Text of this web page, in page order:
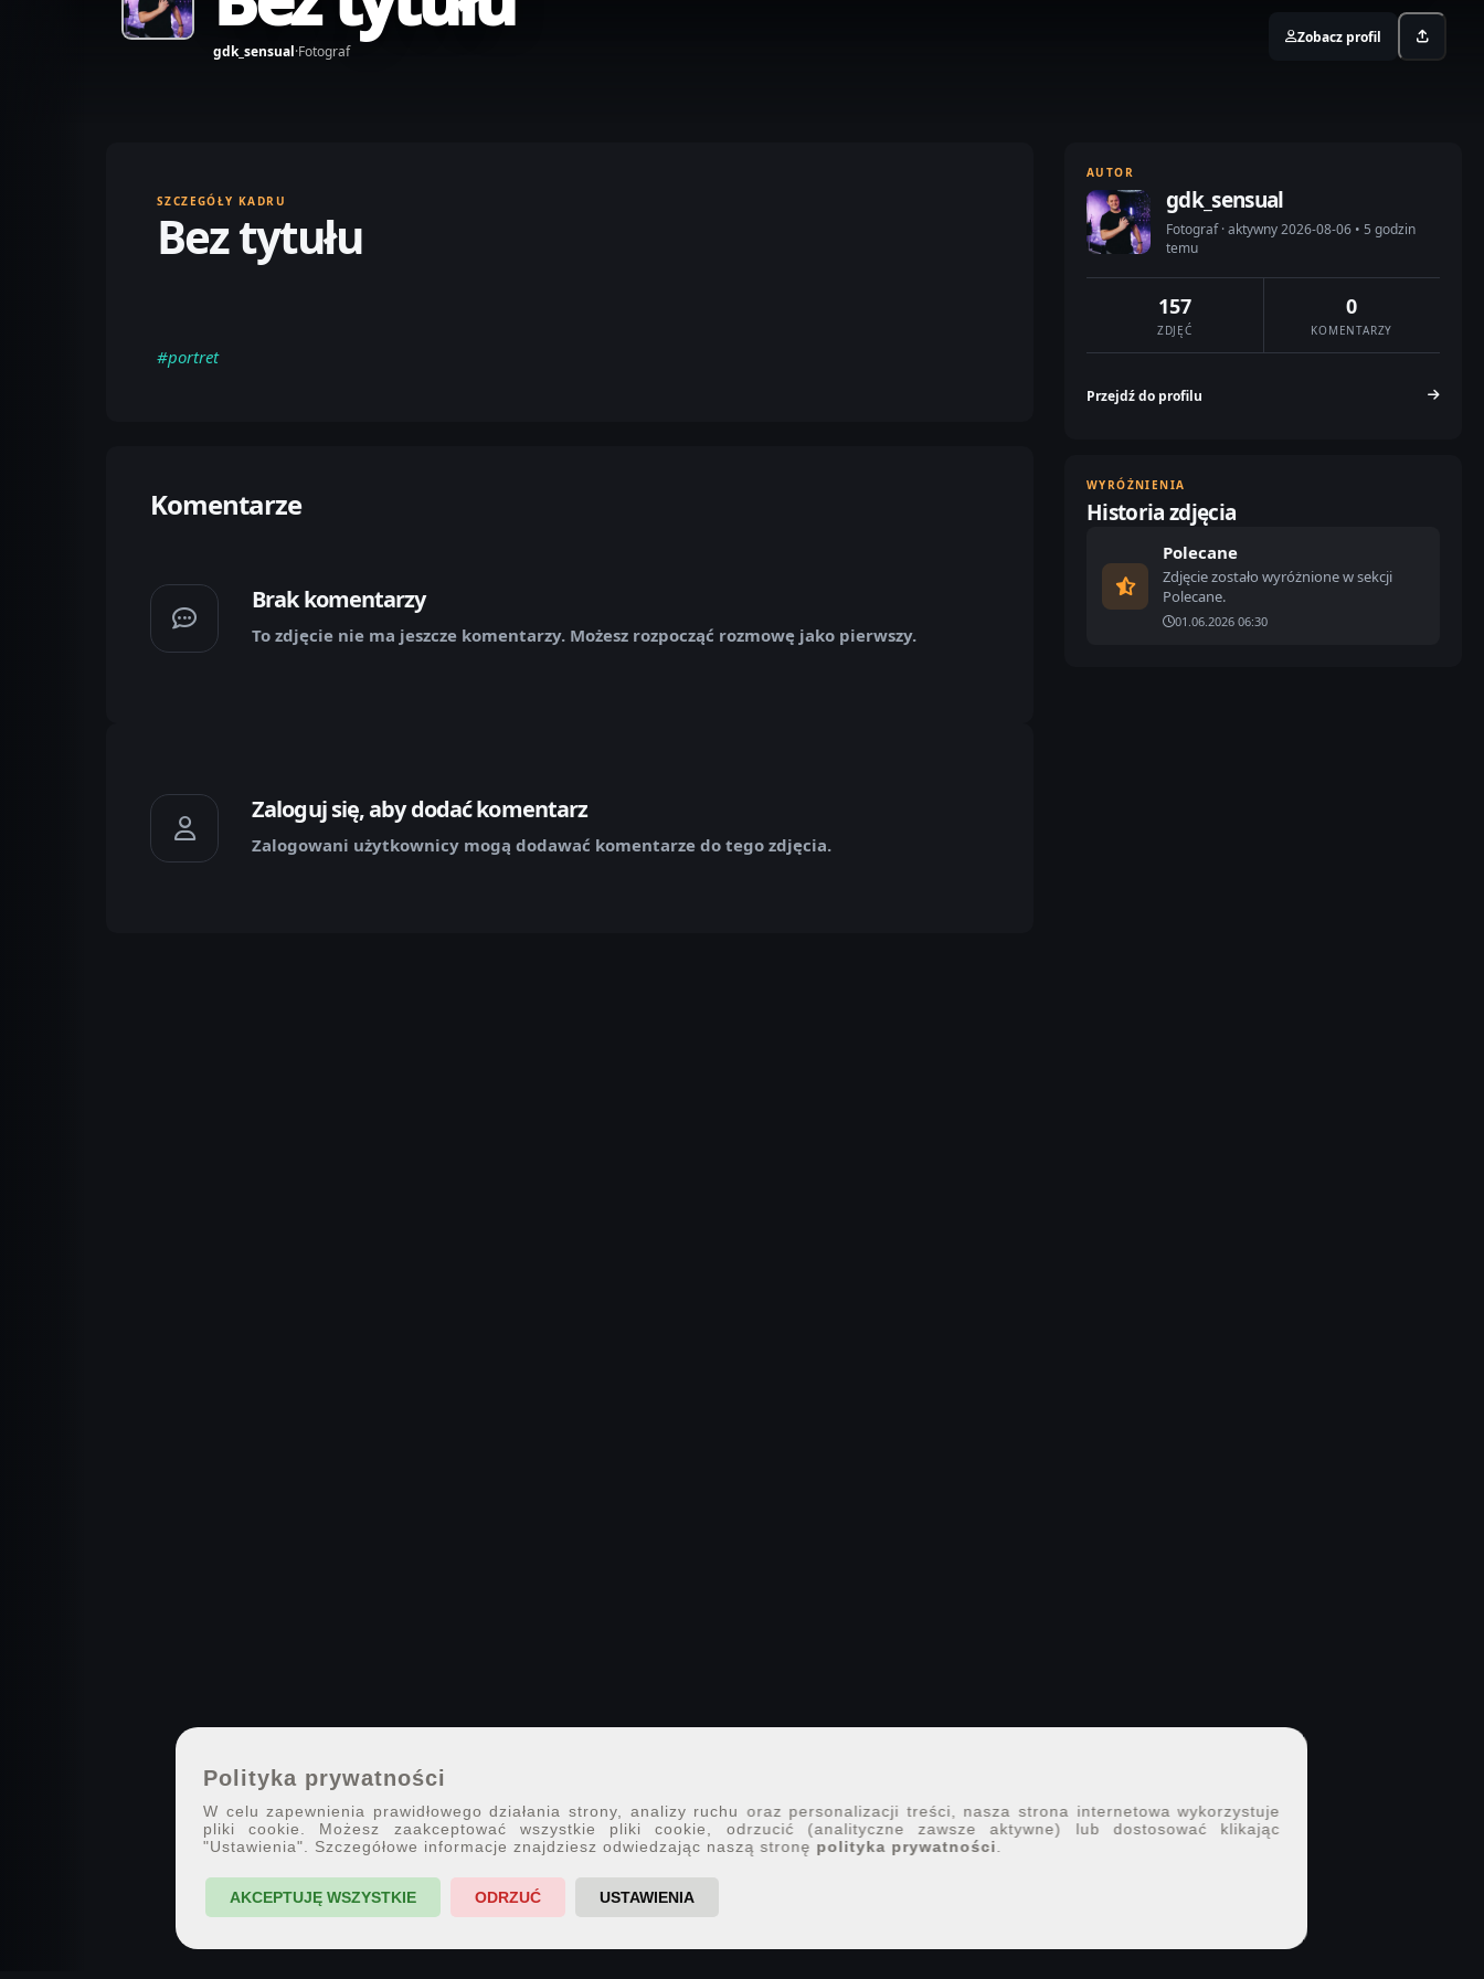
gdk_sensual·Fotograf
Zobacz profil
SZCZEGÓŁY KADRU
Bez tytułu
#portret
Komentarze
Brak komentarzy
To zdjęcie nie ma jeszcze komentarzy. Możesz rozpocząć rozmowę jako pierwszy.
Zaloguj się, aby dodać komentarz
Zalogowani użytkownicy mogą dodawać komentarze do tego zdjęcia.
AUTOR
gdk_sensual
Fotograf · aktywny 2026-08-06 • 5 godzin
temu
157
ZDJĘĆ
0
KOMENTARZY
Przejdź do profilu
WYRÓŻNIENIA
Historia zdjęcia
Polecane
Zdjęcie zostało wyróżnione w sekcji
Polecane.
01.06.2026 06:30
Polityka prywatności
W celu zapewnienia prawidłowego działania strony, analizy ruchu oraz personalizacji treści, nasza strona internetowa wykorzystuje
pliki cookie. Możesz zaakceptować wszystkie pliki cookie, odrzucić (analityczne zawsze aktywne) lub dostosować klikając
"Ustawienia". Szczegółowe informacje znajdziesz odwiedzając naszą stronę polityka prywatności
AKCEPTUJĘ WSZYSTKIE ODRZUĆ USTAWIENIA